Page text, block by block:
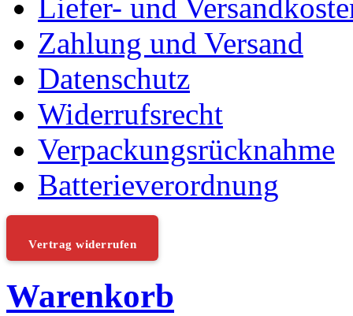
Liefer- und
Zahlung und Versand
Datenschutz
Widerrufsrecht
Verpackungsrücknahme
Batterieverordnung
Vertrag widerrufen
Warenkorb